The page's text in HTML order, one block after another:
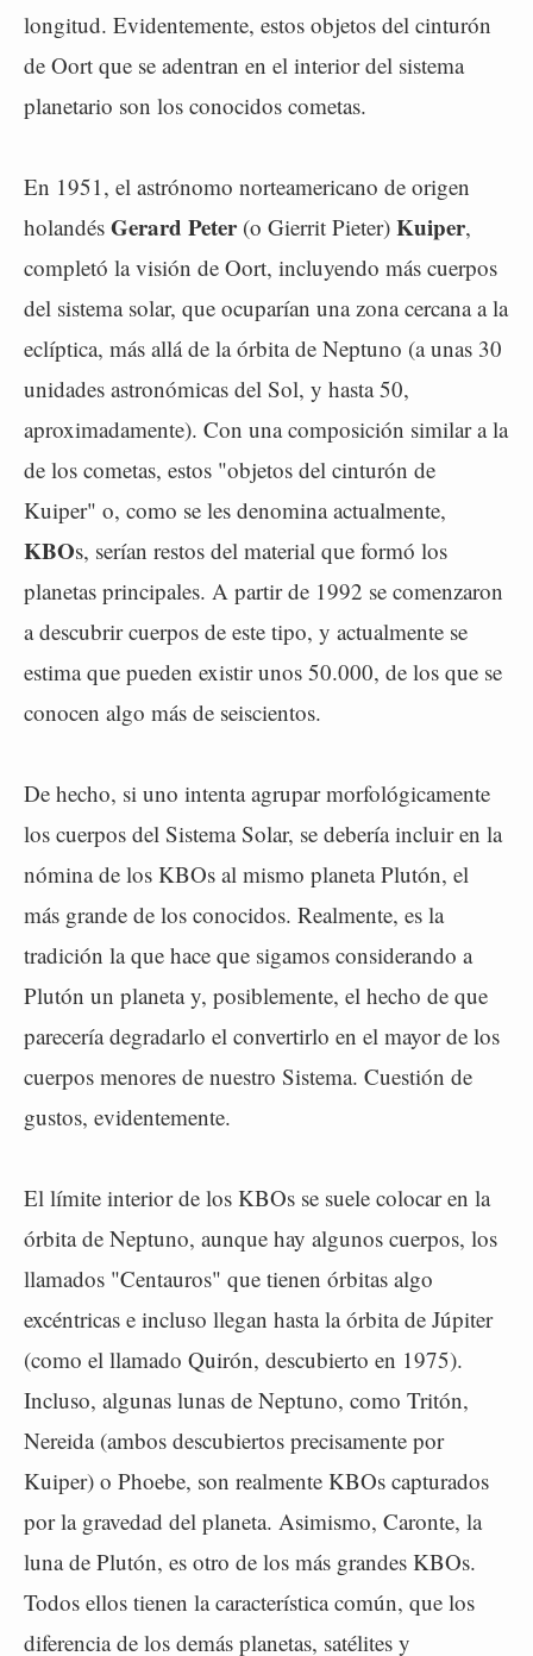
longitud. Evidentemente, estos objetos del cinturón
de Oort que se adentran en el interior del sistema
planetario son los conocidos cometas.
En 1951, el astrónomo norteamericano de origen
holandés Gerard Peter(o Gierrit Pieter) Kuiper,
completó la visión de Oort, incluyendo más cuerpos
del sistema solar, que ocuparían una zona cercana a la
eclíptica, más allá de la órbita de Neptuno (a unas 30
unidades astronómicas del Sol, y hasta 50,
aproximadamente). Con una composición similar a la
de los cometas, estos "objetos del cinturón de
Kuiper" o, como se les denomina actualmente,
KBOs, serían restos del material que formó los
planetas principales. A partir de 1992 se comenzaron
a descubrir cuerpos de este tipo, y actualmente se
estima que pueden existir unos 50.000, de los que se
conocen algo más de seiscientos.
De hecho, si uno intenta agrupar morfológicamente
los cuerpos del Sistema Solar, se debería incluir en la
nómina de los KBOs al mismo planeta Plutón, el
más grande de los conocidos. Realmente, es la
tradición la que hace que sigamos considerando a
Plutón un planeta y, posiblemente, el hecho de que
parecería degradarlo el convertirlo en el mayor de los
cuerpos menores de nuestro Sistema. Cuestión de
gustos, evidentemente.
El límite interior de los KBOs se suele colocar en la
órbita de Neptuno, aunque hay algunos cuerpos, los
llamados "Centauros" que tienen órbitas algo
excéntricas e incluso llegan hasta la órbita de Júpiter
(como el llamado Quirón, descubierto en 1975).
Incluso, algunas lunas de Neptuno, como Tritón,
Nereida (ambos descubiertos precisamente por
Kuiper) o Phoebe, son realmente KBOs capturados
por la gravedad del planeta. Asimismo, Caronte, la
luna de Plutón, es otro de los más grandes KBOs.
Todos ellos tienen la característica común, que los
diferencia de los demás planetas, satélites y